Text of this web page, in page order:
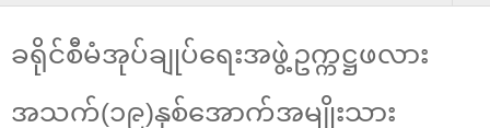
ခရိုင်စီမံအုပ်ချုပ်ရေးအဖွဲ့ဥက္ကဋ္ဌဖလား
အသက်(၁၉)နှစ်အောက်အမျိုးသား